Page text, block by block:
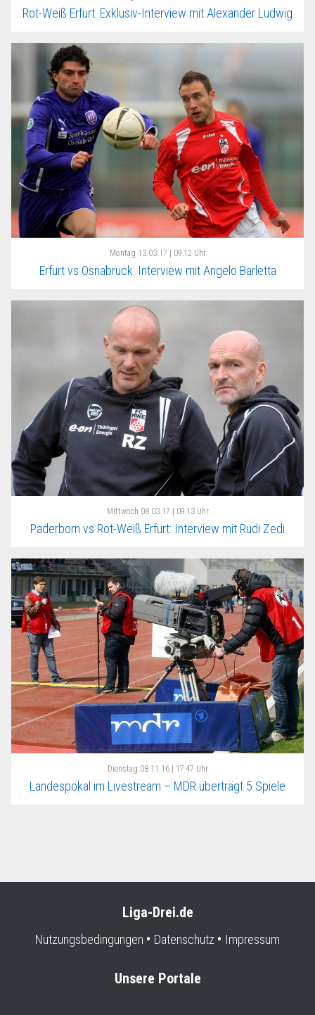
Rot-Weiß Erfurt: Exklusiv-Interview mit Alexander Ludwig
Montag 13.03.17 | 09:12 Uhr
Erfurt vs Osnabrück: Interview mit Angelo Barletta
Mittwoch 08.03.17 | 09:13 Uhr
Paderborn vs Rot-Weiß Erfurt: Interview mit Rudi Zedi
Dienstag 08.11.16 | 17:47 Uhr
Landespokal im Livestream – MDR überträgt 5 Spiele
Liga-Drei.de
Nutzungsbedingungen Datenschutz Impressum
Unsere Portale